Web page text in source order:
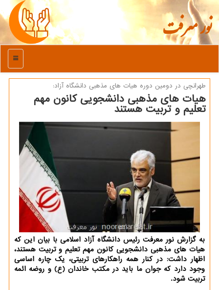
نور معرفت
منو
طهرانچی در دومین دوره هیات های مذهبی دانشگاه آزاد:
هیات های مذهبی دانشجویی كانون مهم
تعلیم و تربیت هستند
به گزارش نور معرفت رئیس دانشگاه آزاد اسلامی با بیان این كه
هیات های مذهبی دانشجویی كانون مهم تعلیم و تربیت هستند،
اظهار داشت: در كنار همه راهكارهای تربیتی، یك چاره اساسی
وجود دارد كه جوان ما باید در مكتب خاندان (ع) و روضه ائمه
تربیت شود.